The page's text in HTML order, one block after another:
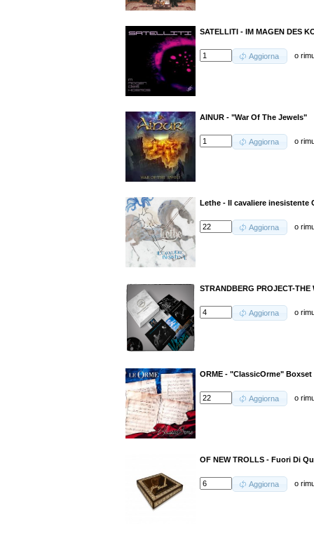
SATELLITI - IM MAGEN DES
Aggiorna o
AINUR - "War Of The Jewels"
Aggiorna o
Lethe - Il cavaliere inesistente
Aggiorna o
STRANDBERG PROJECT-
Aggiorna o
ORME - "ClassicOrme"
Aggiorna o
OF NEW TROLLS - Fuori Di
Aggiorna o